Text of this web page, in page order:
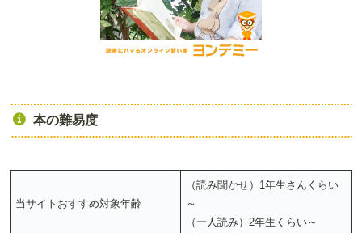
本の難易度
当サイトおすすめ対象年齢
（読み聞かせ）1年生さんくらい
～
（一人読み）2年生くらい～